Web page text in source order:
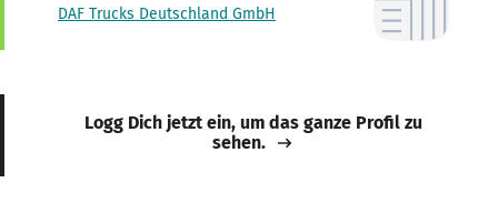
DAF Trucks Deutschland GmbH
Logg Dich jetzt ein, um das ganze Profil zu
sehen.